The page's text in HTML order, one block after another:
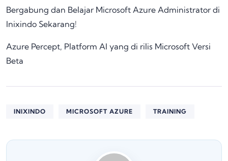
Bergabung dan Belajar Microsoft Azure Administrator di
Inixindo Sekarang!
Azure Percept, Platform AI yang di rilis Microsoft Versi
Beta
INIXINDO MICROSOFT AZURE TRAINING